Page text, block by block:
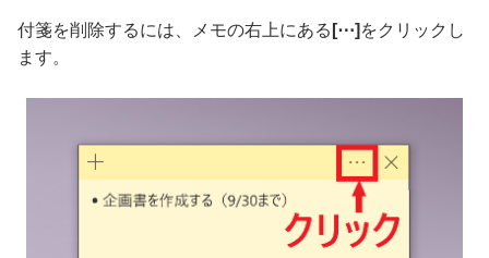
付箋を削除するには、メモの右上にある [⋯] をクリックし
ます。